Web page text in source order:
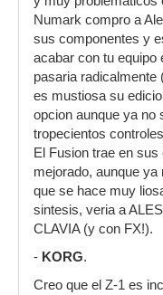
Numark compro a
sus componentes y
acabar con tu equipo
pasaria radicalmente
es mustiosa su
opcion aunque ya no
tropecientos
El Fusion trae en
mejorado, aunque
que se hace muy
sintesis, veria a
CLAVIA (y con FX!).
- KORG.
Creo que el Z-1 es